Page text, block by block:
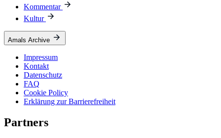
Kommentar
Kultur
Amals Archive
Impressum
Kontakt
Datenschutz
FAQ
Cookie Policy
Erklärung zur Barrierefreiheit
Partners